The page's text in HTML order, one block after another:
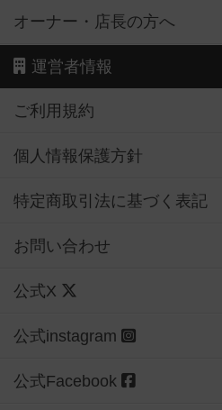
オーナー・店長の方へ
運営者情報
ご利用規約
個人情報保護方針
特定商取引法に基づく表記
お問い合わせ
公式X
公式instagram
公式Facebook